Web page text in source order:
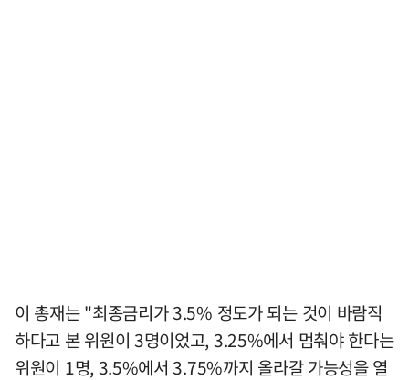
이 총재는 "최종금리가 3.5% 정도가 되는 것이 바람직
하다고 본 위원이 3명이었고, 3.25%에서 멈춰야 한다는
위원이 1명, 3.5%에서 3.75%까지 올라갈 가능성을 열